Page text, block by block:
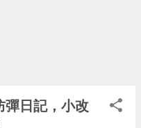
彈日記，小改